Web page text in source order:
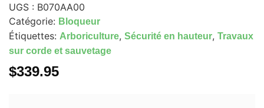
UGS : B070AA00
Catégorie: Bloqueur
Étiquettes: Arboriculture, Sécurité en hauteur, Travaux
sur corde et sauvetage
$339.95